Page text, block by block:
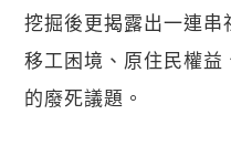
挖掘後更揭露出一連串
移工困境、原住民權
的廢死議題。